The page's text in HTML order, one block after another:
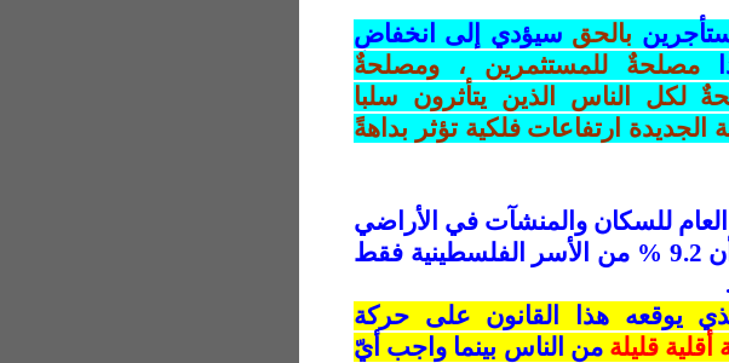
بالحق سيؤدي إلى انخفاضِ
مصلحةٌ للمستثمرين ، ومصلحةٌ
لكل الناس الذين يتأثرون سلبا
الجديدة ارتفاعات فلكية تؤثر بداهةً
العام للسكان والمنشآت في الأراضي
الفلسطينية سنة 2007 على أن 9.2 % من الأسر الفلسطينية فقط
يوقعه هذا القانون على حركة
قليلة من الناس بينما واجب أيّ